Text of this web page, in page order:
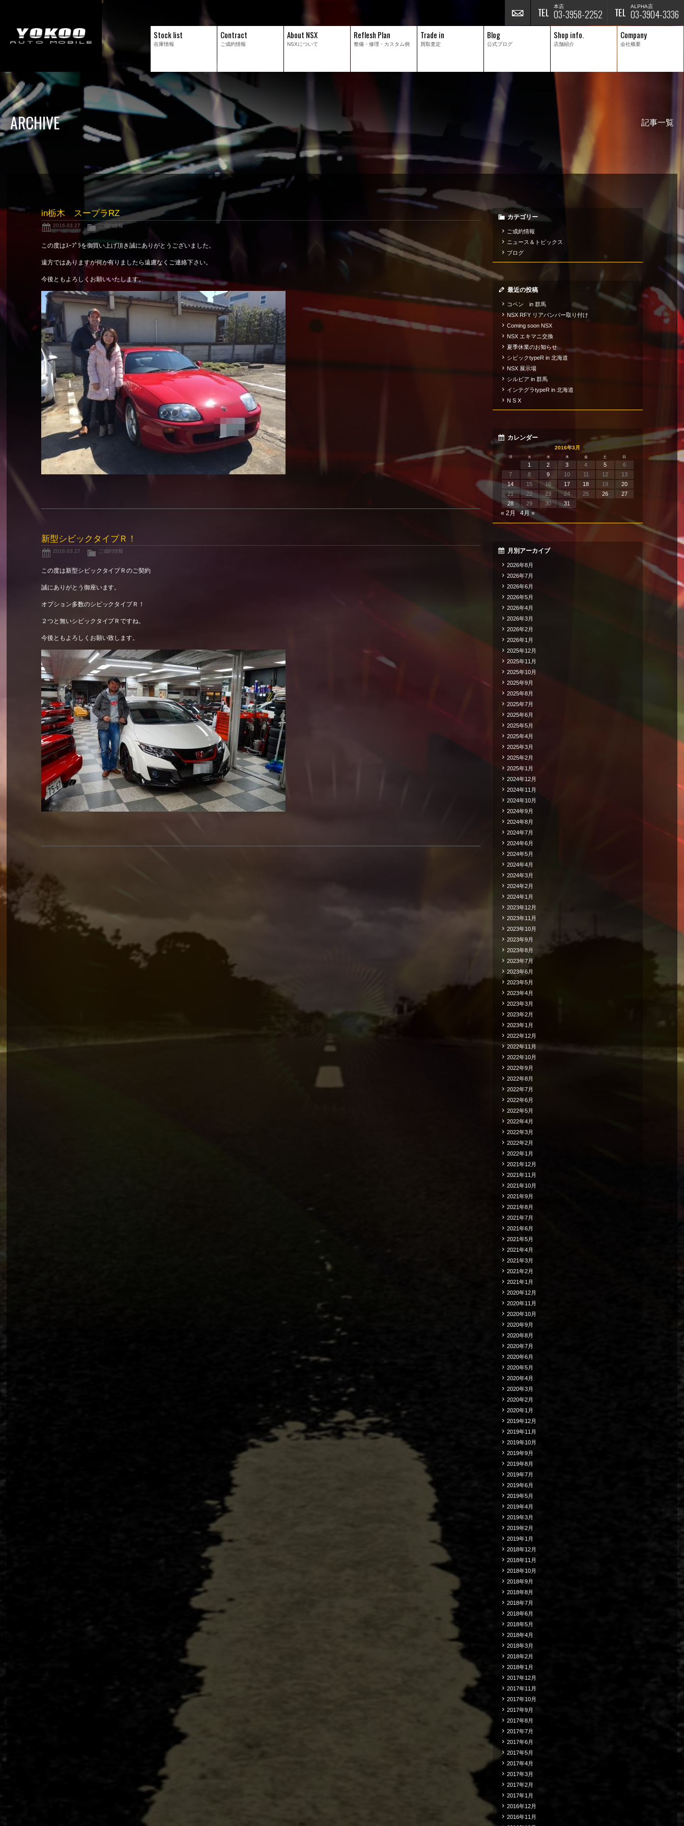
ALPHA店
03-3904-3336
本店
03-3958-2252
Stock list
在庫情報
Contract
ご成約情報
About NSX
NSXについて
Reflesh Plan
整備・修理・ カスタム例
Trade in
買取査定
Blog
公式ブログ
Shop info.
店舗紹介
Company
会社概要
ARCHIVE 記事一覧
in栃木 スープラRZ
2016.03.27 ご成約情報
この度はｽｰﾌﾟﾗを御買い上げ頂き誠にありがとうございました。
遠方ではありますが何か有りましたら遠慮なくご連絡下さい。
今後ともよろしくお願いいたします。
新型シビックタイプＲ！
2016.03.27 ご成約情報
この度は新型シビックタイプＲのご契約
誠にありがとう御座います。
オプション多数のシビックタイプＲ！
２つと無いシビックタイプＲですね。
今後ともよろしくお願い致します。
カテゴリー
ご成約情報
ニュース＆トピックス
ブログ
最近の投稿
コペン in 群馬
NSX RFY リアバンパー取り付け
Coming soon NSX
NSX エキマニ交換
夏季休業のお知らせ
シビックtypeR in 北海道
NSX 展示場
シルビア in 群馬
インテグラtypeR in 北海道
N S X
カレンダー
2016年3月
月 火 水 木 金 土 日
1 2 3 4 5
6
7
8 9 10 11 12
13
14
15 16 17 18 19
20
21
22 23 24 25 26
27
28
29 30 31
« 2月 4月 »
月別アーカイブ
2026年8月
2026年7月
2026年6月
2026年5月
2026年4月
2026年3月
2026年2月
2026年1月
2025年12月
2025年11月
2025年10月
2025年9月
2025年8月
2025年7月
2025年6月
2025年5月
2025年4月
2025年3月
2025年2月
2025年1月
2024年12月
2024年11月
2024年10月
2024年9月
2024年8月
2024年7月
2024年6月
2024年5月
2024年4月
2024年3月
2024年2月
2024年1月
2023年12月
2023年11月
2023年10月
2023年9月
2023年8月
2023年7月
2023年6月
2023年5月
2023年4月
2023年3月
2023年2月
2023年1月
2022年12月
2022年11月
2022年10月
2022年9月
2022年8月
2022年7月
2022年6月
2022年5月
2022年4月
2022年3月
2022年2月
2022年1月
2021年12月
2021年11月
2021年10月
2021年9月
2021年8月
2021年7月
2021年6月
2021年5月
2021年4月
2021年3月
2021年2月
2021年1月
2020年12月
2020年11月
2020年10月
2020年9月
2020年8月
2020年7月
2020年6月
2020年5月
2020年4月
2020年3月
2020年2月
2020年1月
2019年12月
2019年11月
2019年10月
2019年9月
2019年8月
2019年7月
2019年6月
2019年5月
2019年4月
2019年3月
2019年2月
2019年1月
2018年12月
2018年11月
2018年10月
2018年9月
2018年8月
2018年7月
2018年6月
2018年5月
2018年4月
2018年3月
2018年2月
2018年1月
2017年12月
2017年11月
2017年10月
2017年9月
2017年8月
2017年7月
2017年6月
2017年5月
2017年4月
2017年3月
2017年2月
2017年1月
2016年12月
2016年11月